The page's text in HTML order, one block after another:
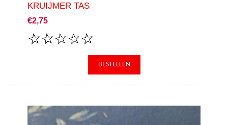
KRUIJMER TAS
€2,75